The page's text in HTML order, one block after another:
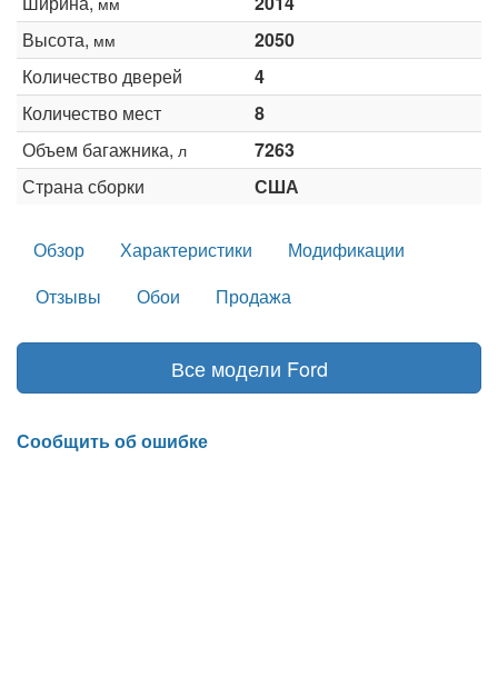
Высота, мм
2050
Количество дверей
4
Количество мест
8
Объем багажника, л
7263
Страна сборки
США
Обзор Характеристики
Модификации
Отзывы
Обои Продажа
Все модели Ford
Сообщить об ошибке